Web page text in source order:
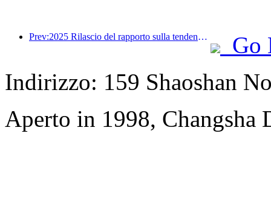
Prev:2025 Rilascio del rapporto sulla tendenza dei viaggi estivi: base di clienti genitore-figlio per oltre il 60%
Go
Indirizzo: 159 Shaoshan
Aperto in 1998, Changsha